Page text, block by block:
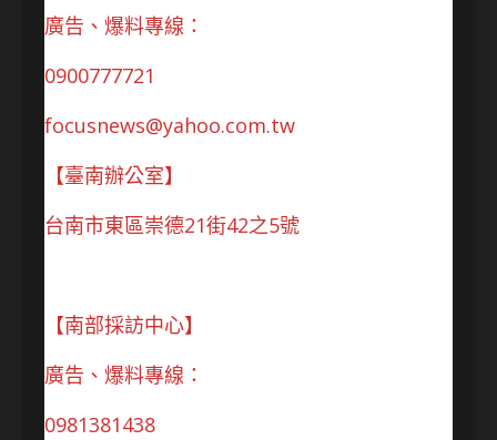
廣告、爆料專線：
0900777721
focusnews@yahoo.com.tw
【臺南辦公室】
台南市東區崇德21街42之5號
【南部採訪中心】
廣告、爆料專線：
0981381438